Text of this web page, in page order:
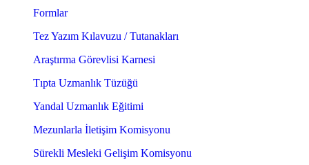
Formlar
Tez Yazım Kılavuzu / Tutanakları
Araştırma Görevlisi Karnesi
Tıpta Uzmanlık Tüzüğü
Yandal Uzmanlık Eğitimi
Mezunlarla İletişim Komisyonu
Sürekli Mesleki Gelişim Komisyonu